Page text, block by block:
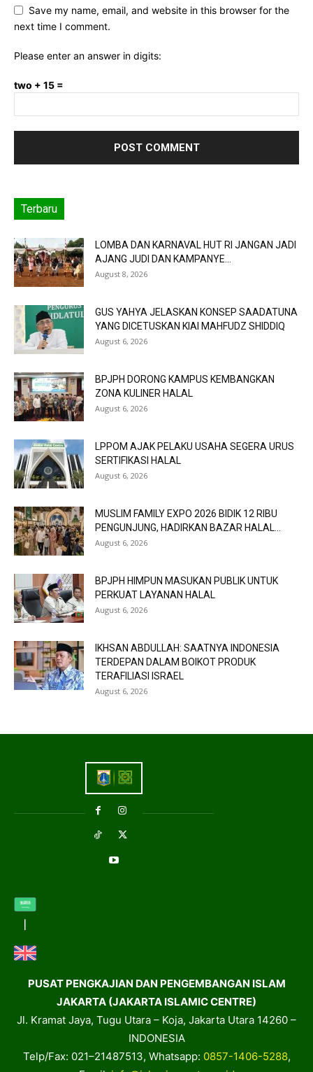
Save my name, email, and website in this browser for the
next time I comment.
Please enter an answer in digits:
two + 15 =
Terbaru
LOMBA DAN KARNAVAL HUT RI JANGAN JADI
AJANG JUDI DAN KAMPANYE...
August 8, 2026
GUS YAHYA JELASKAN KONSEP SAADATUNA
YANG DICETUSKAN KIAI MAHFUDZ SHIDDIQ
August 6, 2026
BPJPH DORONG KAMPUS KEMBANGKAN
ZONA KULINER HALAL
August 6, 2026
LPPOM AJAK PELAKU USAHA SEGERA URUS
SERTIFIKASI HALAL
August 6, 2026
MUSLIM FAMILY EXPO 2026 BIDIK 12 RIBU
PENGUNJUNG, HADIRKAN BAZAR HALAL...
August 6, 2026
BPJPH HIMPUN MASUKAN PUBLIK UNTUK
PERKUAT LAYANAN HALAL
August 6, 2026
IKHSAN ABDULLAH: SAATNYA INDONESIA
TERDEPAN DALAM BOIKOT PRODUK
TERAFILIASI ISRAEL
August 6, 2026
PUSAT PENGKAJIAN DAN PENGEMBANGAN ISLAM
JAKARTA (JAKARTA ISLAMIC CENTRE)
Jl. Kramat Jaya, Tugu Utara – Koja, Jakarta Utara 14260 –
INDONESIA
Telp/Fax: 021–21487513, Whatsapp: 0857-1406-5288,